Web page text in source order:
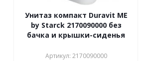
Унитаз компакт Duravit ME
by Starck 2170090000 без
бачка и крышки-сиденья
Артикул: 2170090000